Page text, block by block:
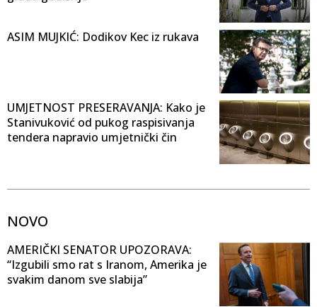
ASIM MUJKIĆ: Dodikov Kec iz rukava
UMJETNOST PRESERAVANJA: Kako je
Stanivuković od pukog raspisivanja
tendera napravio umjetnički čin
NOVO
AMERIČKI SENATOR UPOZORAVA:
“Izgubili smo rat s Iranom, Amerika je
svakim danom sve slabija”